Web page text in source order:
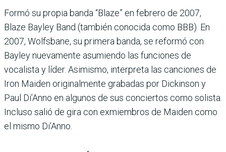
Formó su propia banda “Blaze” en febrero de 2007,
Blaze Bayley Band (también conocida como BBB). En
2007, Wolfsbane, su primera banda, se reformó con
Bayley nuevamente asumiendo las funciones de
vocalista y líder. Asimismo, interpreta las canciones de
Iron Maiden originalmente grabadas por Dickinson y
Paul Di’Anno en algunos de sus conciertos como solista.
Incluso salió de gira con exmiembros de Maiden como
el mismo Di’Anno.